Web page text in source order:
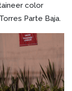
color
Parte Baja.